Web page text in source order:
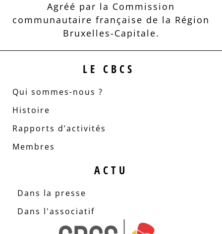
Agréé par la Commission
communautaire française de la Région
Bruxelles-Capitale.
LE CBCS
Qui sommes-nous ?
Histoire
Rapports d’activités
Membres
ACTU
Dans la presse
Dans l'associatif